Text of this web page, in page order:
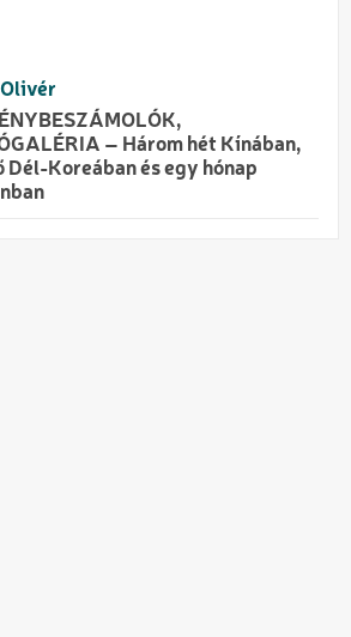
– Három hét Kínában,
Dél-Koreában és egy hónap